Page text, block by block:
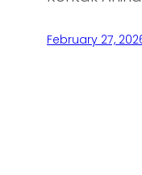
February 27,